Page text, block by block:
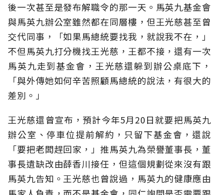
後一次甚至是發布解職令的那一天。馬英九基金會
與馬英九辦公室雖然都在同層樓，但王光慈甚至曾
交代同事，「如果馬總統要找我，就說我不在，」
不但馬英九打分機找王光慈，王都不接，還有一次
馬英九走到基金會，王光慈還躲到辦公桌底下，
「與外傳她如何辛苦照顧馬總統的說法，有很大的
差別。」
王光慈還曾宣布，預計今年5月20日就要把馬英九
辦公室、停車位提前解約，只留下基金會，還說
「要把老闆趕回家，」推馬英九為榮譽董事長，董
事長遺缺改由薛香川接任，但這個規劃從來沒有跟
馬英九告知。王光慈也曾說過，馬英九的健康應由